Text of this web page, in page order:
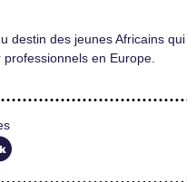
destin des jeunes Africains qui
en Europe.